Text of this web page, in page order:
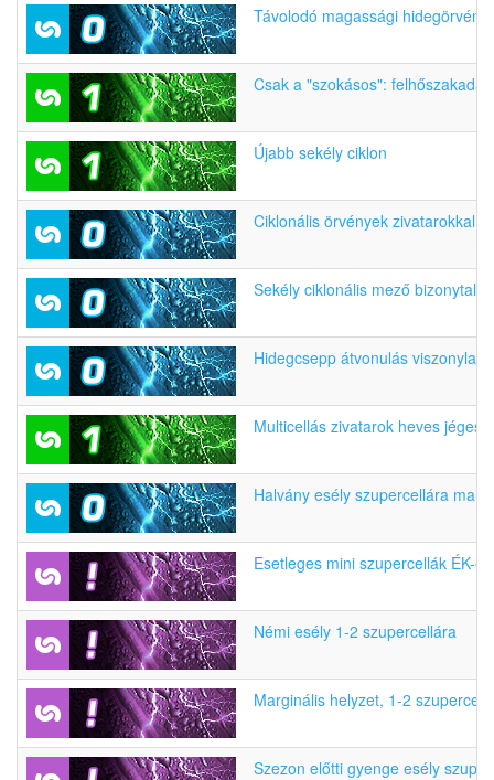
Távolodó magassági
Csak a "szokásos":
Újabb sekély ciklon
Ciklonális örvények zivatarokkal
Sekély ciklonális mező
Hidegcsepp átvonulás
Multicellás zivatarok heves
Halvány esély szupercellára
Esetleges mini szupercellák ÉK-en
Némi esély 1-2 szupercellára
Marginális helyzet, 1-2
Szezon előtti gyenge esély